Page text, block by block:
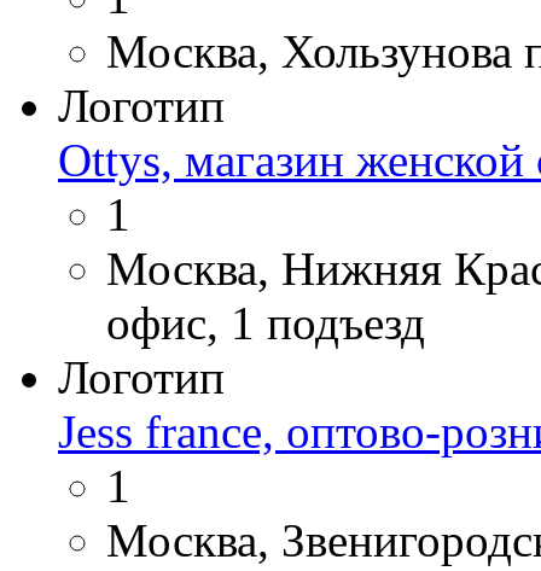
Москва, Хользунова
Логотип
Ottys, магазин
1
Москва, Нижняя
офис, 1 подъезд
Логотип
Jess france, оптово-
1
Москва,